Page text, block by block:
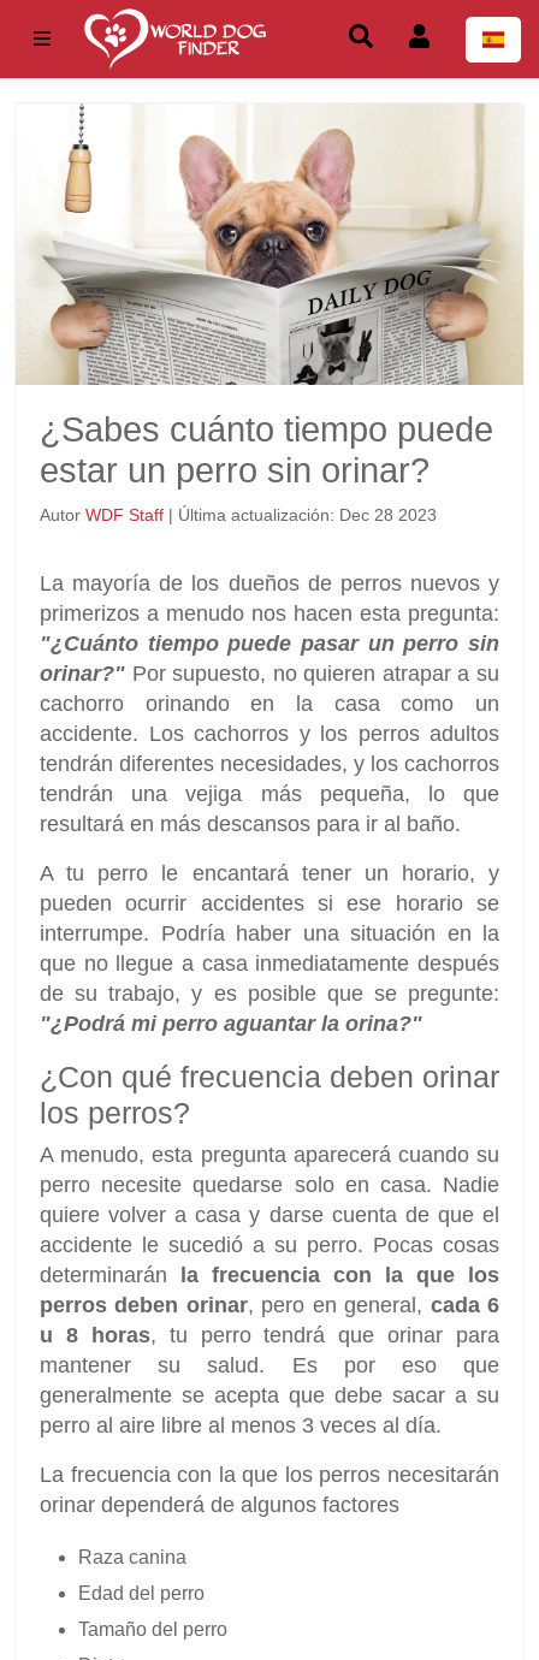
¿Sabes cuánto tiempo puede
estar un perro sin orinar?
Autor WDF Staff | Última actualización: Dec 28 2023
La mayoría de los dueños de perros nuevos y
primerizos a menudo nos hacen esta pregunta:
"¿Cuánto tiempo puede pasar un perro sin
orinar?" Por supuesto, no quieren atrapar a su
cachorro orinando en la casa como un
accidente. Los cachorros y los perros adultos
tendrán diferentes necesidades, y los cachorros
tendrán una vejiga más pequeña, lo que
resultará en más descansos para ir al baño.
A tu perro le encantará tener un horario, y
pueden ocurrir accidentes si ese horario se
interrumpe. Podría haber una situación en la
que no llegue a casa inmediatamente después
de su trabajo, y es posible que se pregunte:
"¿Podrá mi perro aguantar la orina?"
¿Con qué frecuencia deben orinar
los perros?
A menudo, esta pregunta aparecerá cuando su
perro necesite quedarse solo en casa. Nadie
quiere volver a casa y darse cuenta de que el
accidente le sucedió a su perro. Pocas cosas
determinarán
la frecuencia con la que los
perros deben orinar, pero en general, cada 6
u 8 horas, tu perro tendrá que orinar para
mantener su salud. Es por eso que
generalmente se acepta que debe sacar a su
perro al aire libre al menos 3 veces al día.
La frecuencia con la que los perros necesitarán
orinar dependerá de algunos factores
Raza canina
Edad del perro
Tamaño del perro